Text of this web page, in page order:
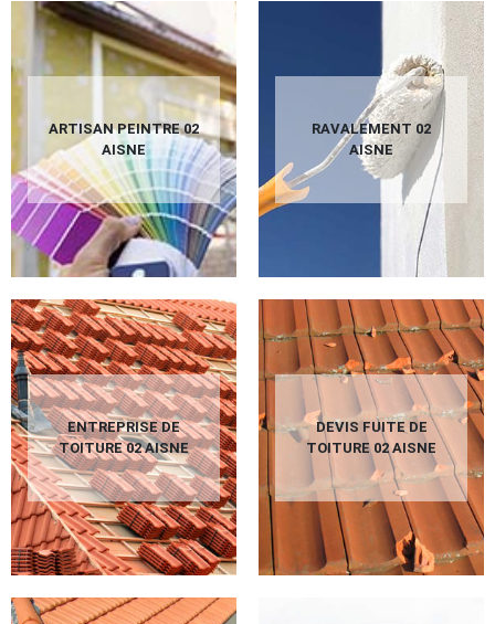
ARTISAN PEINTRE 02
AISNE
RAVALEMENT 02
AISNE
ENTREPRISE DE
TOITURE 02 AISNE
DEVIS FUITE DE
TOITURE 02 AISNE